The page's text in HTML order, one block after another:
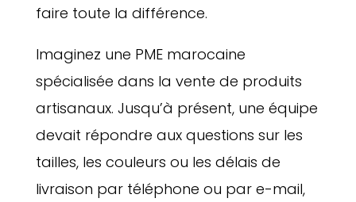
faire toute la différence.
Imaginez une PME marocaine
spécialisée dans la vente de produits
artisanaux. Jusqu’à présent, une équipe
devait répondre aux questions sur les
tailles, les couleurs ou les délais de
livraison par téléphone ou par e-mail,